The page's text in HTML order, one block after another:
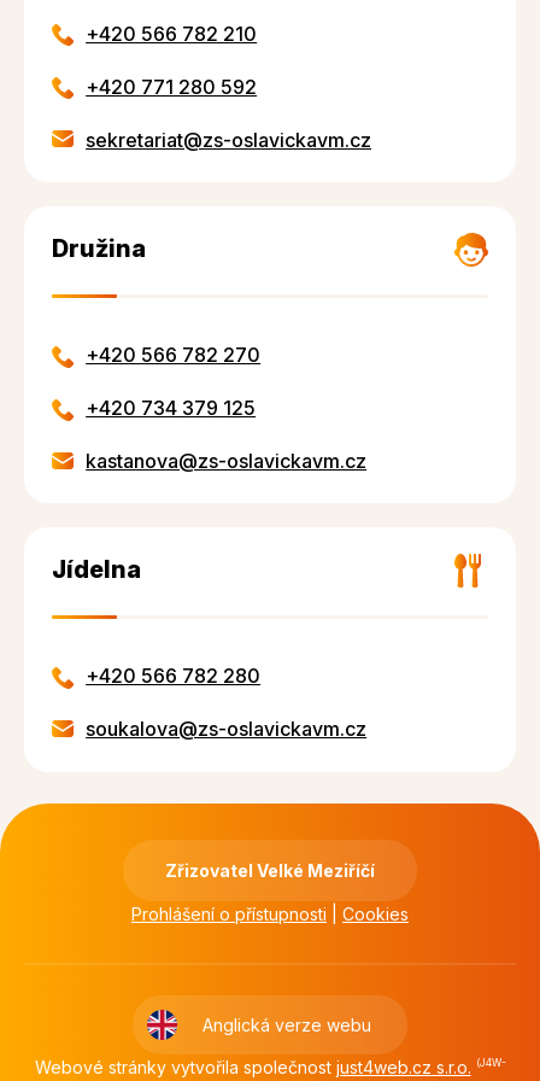
+420 566 782 210
+420 771 280 592
sekretariat@zs-oslavickavm.cz
Družina
+420 566 782 270
+420 734 379 125
kastanova@zs-oslavickavm.cz
Jídelna
+420 566 782 280
soukalova@zs-oslavickavm.cz
Zřizovatel Velké Meziříčí
Prohlášení o přístupnosti Cookies
Anglická verze webu
Webové stránky vytvořila společnost just4web.cz s.r.o. (J4W-